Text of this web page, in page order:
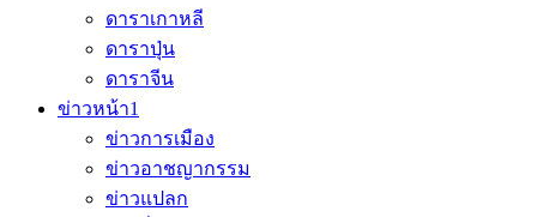
ดาราเกาหลี
ดาราปุ่น
ดาราจีน
ข่าวหน้า1
ข่าวการเมือง
ข่าวอาชญากรรม
ข่าวแปลก